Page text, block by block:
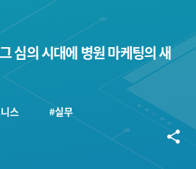
심의 시대에 병원 마케팅의 새
스 #실무
share